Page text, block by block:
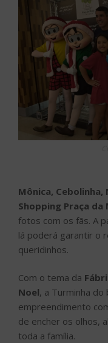
Mônica, Cebolinha,
Shopping Praça da
fotos com os fãs. A
lá poderá garantir o
queridinhos.
Com o tema da
Noel, a Turminha
empreendimento
de encher os olhos,
toda a família.